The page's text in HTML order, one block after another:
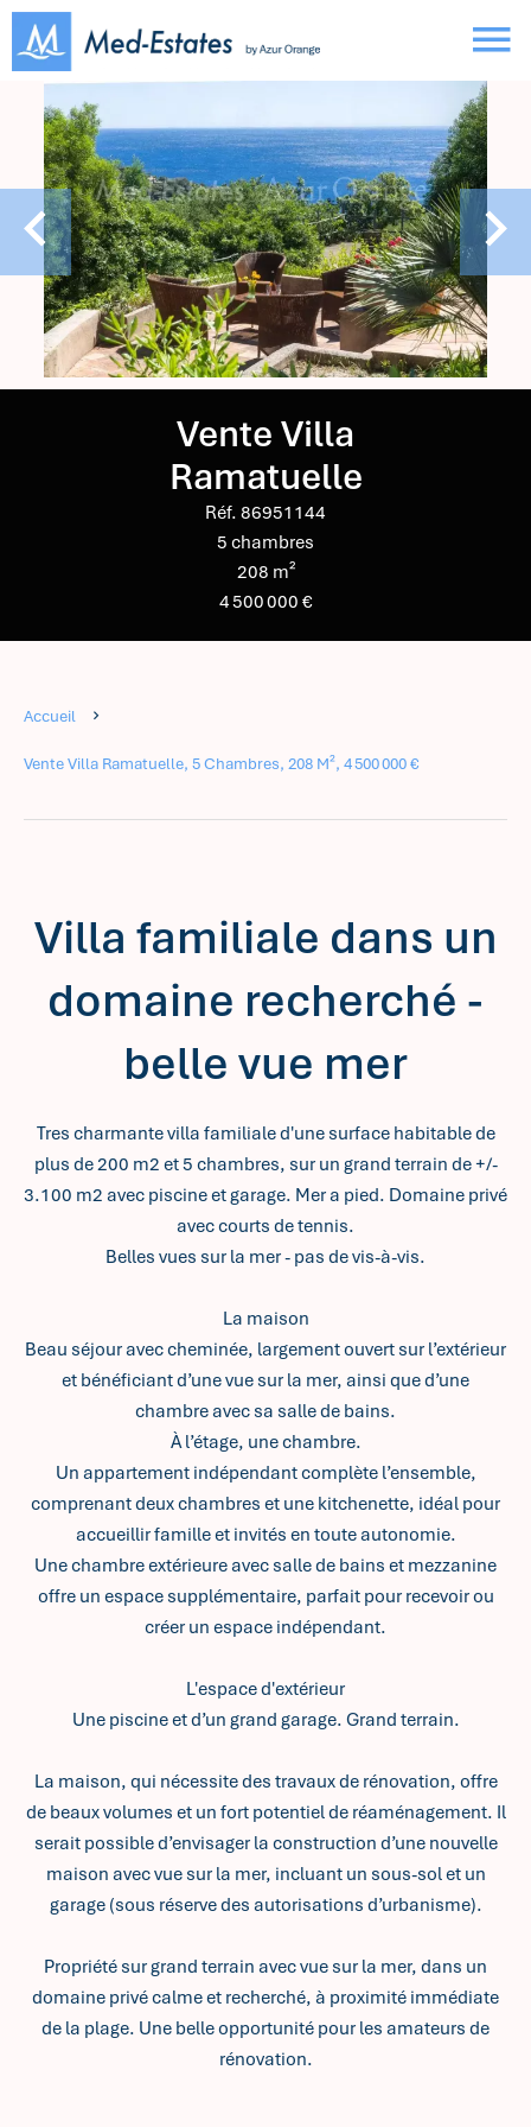
Vente Villa
Ramatuelle
Réf. 86951144
5 chambres
208 m²
4 500 000 €
Accueil
Vente Villa Ramatuelle, 5 Chambres, 208 M², 4 500 000 €
Villa familiale dans un
domaine recherché -
belle vue mer
Tres charmante villa familiale d'une surface habitable de
plus de 200 m2 et 5 chambres, sur un grand terrain de +/-
3.100 m2 avec piscine et garage. Mer a pied. Domaine privé
avec courts de tennis.
Belles vues sur la mer - pas de vis-à-vis.
La maison
Beau séjour avec cheminée, largement ouvert sur l’extérieur
et bénéficiant d’une vue sur la mer, ainsi que d’une
chambre avec sa salle de bains.
À l’étage, une chambre.
Un appartement indépendant complète l’ensemble,
comprenant deux chambres et une kitchenette, idéal pour
accueillir famille et invités en toute autonomie.
Une chambre extérieure avec salle de bains et mezzanine
offre un espace supplémentaire, parfait pour recevoir ou
créer un espace indépendant.
L'espace d'extérieur
Une piscine et d’un grand garage. Grand terrain.
La maison, qui nécessite des travaux de rénovation, offre
de beaux volumes et un fort potentiel de réaménagement. Il
serait possible d’envisager la construction d’une nouvelle
maison avec vue sur la mer, incluant un sous-sol et un
garage (sous réserve des autorisations d’urbanisme).
Propriété sur grand terrain avec vue sur la mer, dans un
domaine privé calme et recherché, à proximité immédiate
de la plage. Une belle opportunité pour les amateurs de
rénovation.